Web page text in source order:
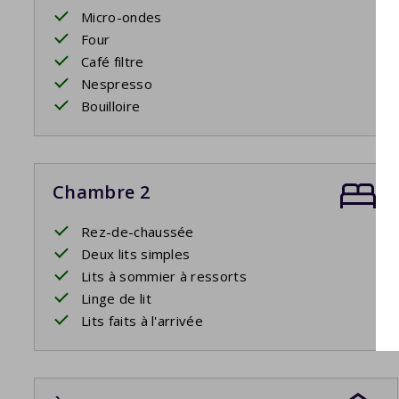
Micro-ondes
Four
Café filtre
Nespresso
Bouilloire
Chambre 2
Rez-de-chaussée
Deux lits simples
Lits à sommier à ressorts
Linge de lit
Lits faits à l'arrivée